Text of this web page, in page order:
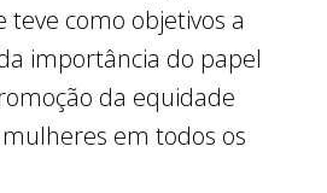
como objetivos a
importância do papel
da equidade
em todos os